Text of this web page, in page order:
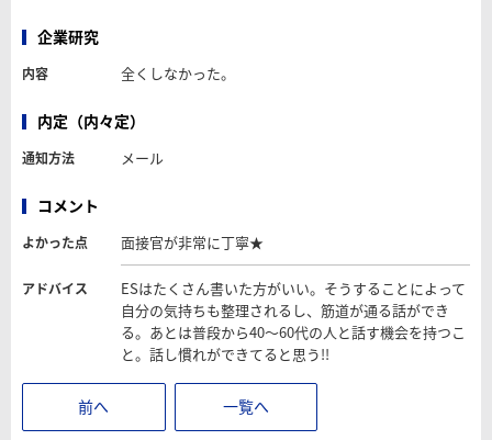
企業研究
内容 全くしなかった。
内定（内々定）
通知方法 メール
コメント
よかった点 面接官が非常に丁寧★
アドバイス
ESはたくさん書いた方がいい。そうすることによって
自分の気持ちも整理されるし、筋道が通る話ができ
る。あとは普段から40～60代の人と話す機会を持つこ
と。話し慣れができてると思う!!
前へ 一覧へ